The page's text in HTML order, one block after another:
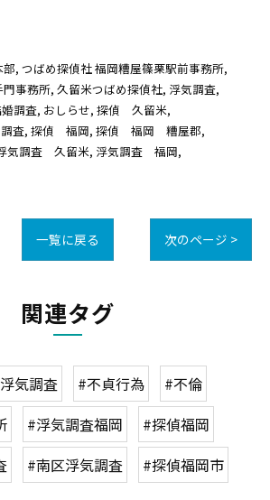
部 つばめ探偵社 福岡糟屋篠栗駅前事務所
門事務所 久留米つばめ探偵社 浮気調査
調査 おしらせ 探偵 久留米
査 探偵 福岡 探偵 福岡 糟屋郡
気調査 久留米 浮気調査 福岡
一覧に戻る 次のページ >
関連タグ
気調査 #不貞行為
#不倫
#浮気調査福岡
#探偵福岡
#南区浮気調査 #探偵福岡市